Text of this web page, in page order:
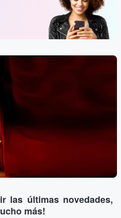
las últimas novedades,
más!